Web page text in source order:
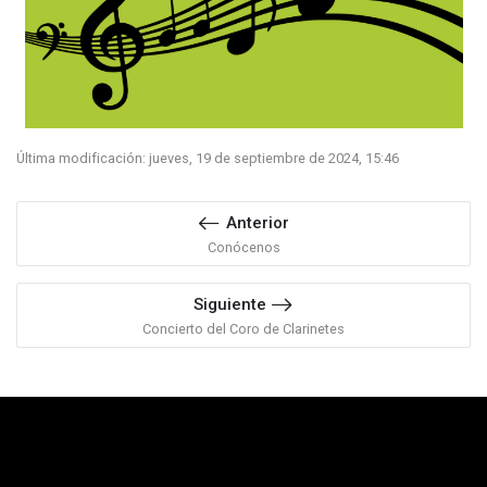
Última modificación: jueves, 19 de septiembre de 2024, 15:46
Anterior
Conócenos
Siguiente
Concierto del Coro de Clarinetes